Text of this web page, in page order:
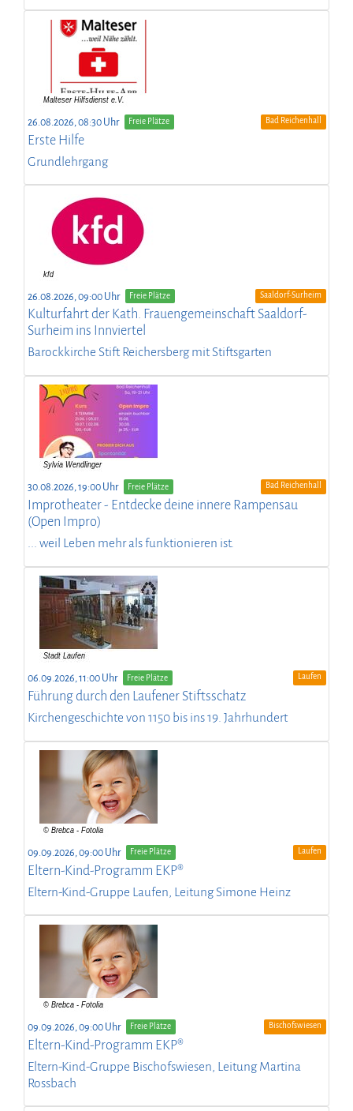
26.08.2026, 08:30 Uhr Freie Plätze Bad Reichenhall
Erste Hilfe
Grundlehrgang
26.08.2026, 09:00 Uhr Freie Plätze Saaldorf-Surheim
Kulturfahrt der Kath. Frauengemeinschaft Saaldorf-
Surheim ins Innviertel
Barockkirche Stift Reichersberg mit Stiftsgarten
30.08.2026, 19:00 Uhr Freie Plätze Bad Reichenhall
Improtheater - Entdecke deine innere Rampensau
(Open Impro)
... weil Leben mehr als funktionieren ist.
06.09.2026, 11:00 Uhr Freie Plätze Laufen
Führung durch den Laufener Stiftsschatz
Kirchengeschichte von 1150 bis ins 19. Jahrhundert
09.09.2026, 09:00 Uhr Freie Plätze Laufen
Eltern-Kind-Programm EKP®
Eltern-Kind-Gruppe Laufen, Leitung Simone Heinz
09.09.2026, 09:00 Uhr Freie Plätze Bischofswiesen
Eltern-Kind-Programm EKP®
Eltern-Kind-Gruppe Bischofswiesen, Leitung Martina
Rossbach